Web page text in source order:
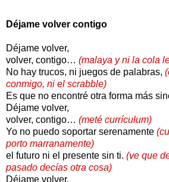
Déjame volver contigo
Déjame volver,
volver, contigo… (malaya y ni la cola
No hay trucos, ni juegos de palabras,
conmigo, ni el scrabble)
Es que no encontré otra forma más
Déjame volver,
volver, contigo… (meté currículum)
Yo no puedo soportar serenamente
porto marranamente)
el futuro ni el presente sin ti. (ve que
pasado decías otra cosa)
Déjame volver,